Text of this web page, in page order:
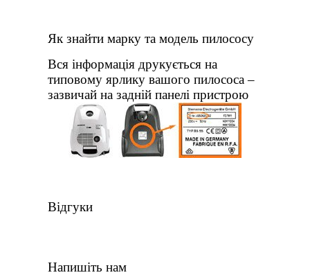
Як знайти марку та модель пилососу
Вся інформація друкується на
типовому ярлику вашого пилососа –
зазвичай на задній панелі пристрою
Відгуки
Напишіть нам